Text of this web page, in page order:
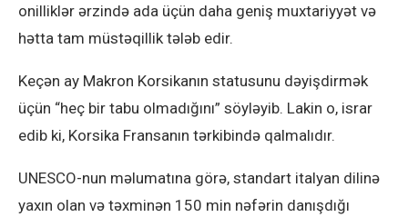
onilliklər ərzində ada üçün daha geniş muxtariyyət və
hətta tam müstəqillik tələb edir.
Keçən ay Makron Korsikanın statusunu dəyişdirmək
üçün “heç bir tabu olmadığını” söyləyib. Lakin o, israr
edib ki, Korsika Fransanın tərkibində qalmalıdır.
UNESCO-nun məlumatına görə, standart italyan dilinə
yaxın olan və təxminən 150 min nəfərin danışdığı